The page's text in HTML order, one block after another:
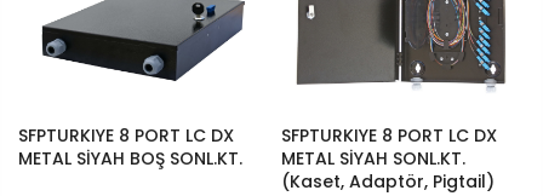
SFPTURKIYE 8 PORT LC DX
METAL SİYAH BOŞ SONL.KT.
SFPTURKIYE 8 PORT LC DX
METAL SİYAH SONL.KT.
(Kaset, Adaptör, Pigtail)